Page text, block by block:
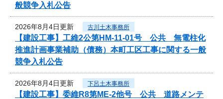
般競争入札公告
2026年8月4日更新 古川土木事務所
【建設工事】工維2公第HM-11-01号 公共 無電柱化
推進計画事業補助（債務）本町工区工事に関する一般
競争入札公告
2026年8月4日更新 下呂土木事務所
【建設工事】委維R8第ME-2他号 公共 道路メンテ